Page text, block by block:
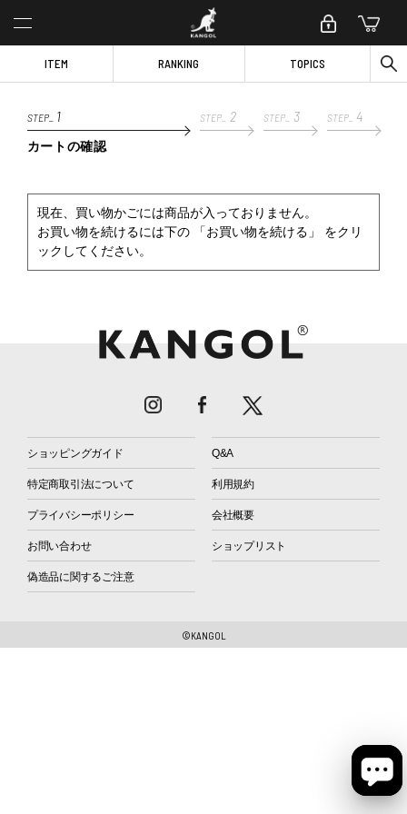
ITEM RANKING TOPICS
STEP_ 1
カートの確認
STEP_ 2 STEP_ 3 STEP_ 4
現在、買い物かごには商品が入っておりません。
お買い物を続けるには下の 「お買い物を続ける」 をクリ
ックしてください。
ショッピングガイド Q&A
特定商取引法について 利用規約
プライバシーポリシー 会社概要
お問い合わせ ショップリスト
偽造品に関するご注意
©KANGOL